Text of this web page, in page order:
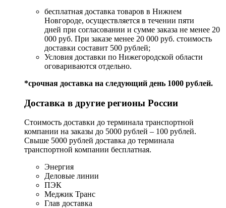
бесплатная доставка товаров в Нижнем
Новгороде, осуществляется в течении пяти
дней при согласовании и сумме заказа не менее 20
000 руб. При заказе менее 20 000 руб. стоимость
доставки составит 500 рублей;
Условия доставки по Нижегородской области
оговариваются отдельно.
*срочная доставка на следующий день 1000 рублей.
Доставка в другие регионы России
Стоимость доставки до терминала транспортной
компании на заказы до 5000 рублей – 100 рублей.
Свыше 5000 рублей доставка до терминала
транспортной компании бесплатная.
Энергия
Деловые линии
ПЭК
Меджик Транс
Глав доставка